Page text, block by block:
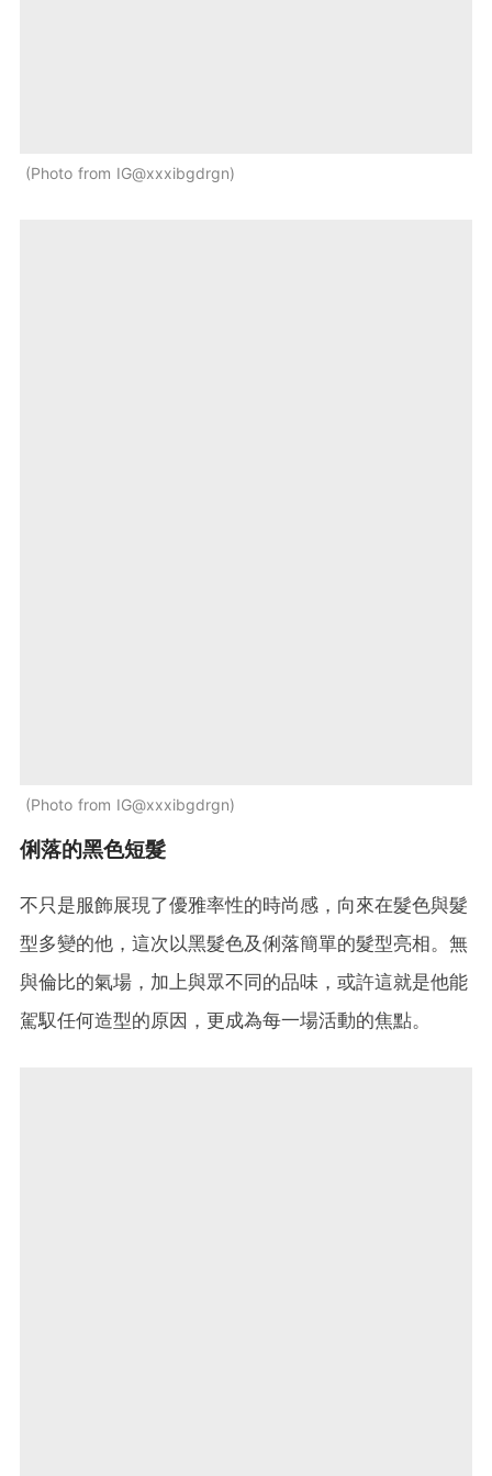
Photo from IG@xxxibgdrgn
Photo from IG@xxxibgdrgn
俐落的黑色短髮
不只是服飾展現了優雅率性的時尚感，向來在髮色與髮
型多變的他，這次以黑髮色及俐落簡單的髮型亮相。無
與倫比的氣場，加上與眾不同的品味，或許這就是他能
駕馭任何造型的原因，更成為每一場活動的焦點。